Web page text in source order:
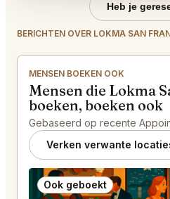
Heb je
BERICHTEN OVER LOKMA SAN
MENSEN BOEKEN OOK
Mensen die Lokma
boeken, boeken ook
Gebaseerd op recente
Verken verwante
Ook geboekt